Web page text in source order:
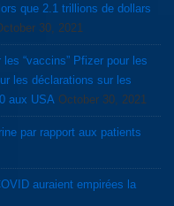
que 2.1 trillions de dollars
30, 2021
“vaccins” Pfizer pour les
les déclarations sur les
aux USA October 30, 2021
par rapport aux patients
la